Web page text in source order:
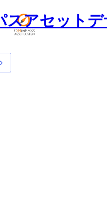
スアセット